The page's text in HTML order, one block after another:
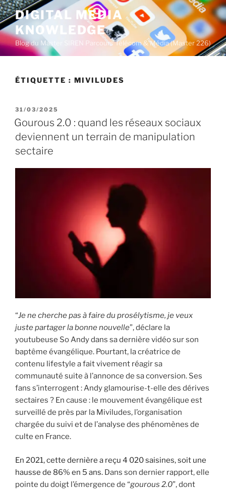
A
l
l
e
r
DIGITAL MEDIA
KNOWLEDGE
Blog du Master SIREN Parcours Télécom & Média (Master 226)
ÉTIQUETTE : MIVILUDES
P
U
B
L
É
31/03/2025
Gourous 2.0 : quand les réseaux sociaux
deviennent un terrain de manipulation
sectaire
“Je ne cherche pas à faire du prosélytisme, je veux
juste partager la bonne nouvelle”, déclare la
youtubeuse So Andy dans sa dernière vidéo sur son
baptême évangélique. Pourtant, la créatrice de
contenu lifestyle a fait vivement réagir sa
communauté suite à l’annonce de sa conversion. Ses
fans s’interrogent : Andy glamourise-t-elle des dérives
sectaires ? En cause : le mouvement évangélique est
surveillé de près par la Miviludes, l’organisation
chargée du suivi et de l’analyse des phénomènes de
culte en France.
En 2021, cette dernière a reçu 4 020 saisines, soit une
hausse de 86% en 5 ans. Dans son dernier rapport, elle
pointe du doigt l’émergence de “gourous 2.0”, dont